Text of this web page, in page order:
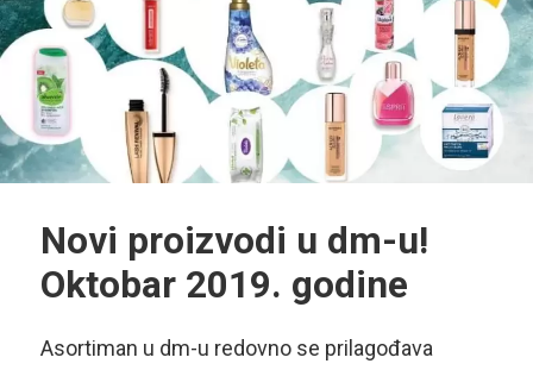
Novi proizvodi u dm-u!
Oktobar 2019. godine
Asortiman u dm-u redovno se prilagođava